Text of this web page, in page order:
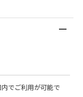
でご利用が可能で